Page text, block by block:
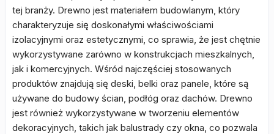
tej branży. Drewno jest materiałem budowlanym, który
charakteryzuje się doskonałymi właściwościami
izolacyjnymi oraz estetycznymi, co sprawia, że jest chętnie
wykorzystywane zarówno w konstrukcjach mieszkalnych,
jak i komercyjnych. Wśród najczęściej stosowanych
produktów znajdują się deski, belki oraz panele, które są
używane do budowy ścian, podłóg oraz dachów. Drewno
jest również wykorzystywane w tworzeniu elementów
dekoracyjnych, takich jak balustrady czy okna, co pozwala